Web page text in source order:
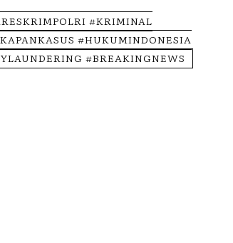
#KRIMINAL
#HUKUMINDONESIA
#BREAKINGNEWS